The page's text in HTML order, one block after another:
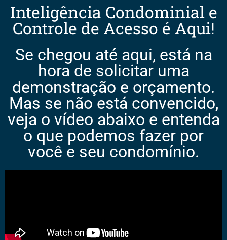
Inteligência Condominial e
Controle de Acesso é Aqui!
Se chegou até aqui, está na
hora de solicitar uma
demonstração e orçamento.
Mas se não está convencido,
veja o vídeo abaixo e entenda
o que podemos fazer por
você e seu condomínio.